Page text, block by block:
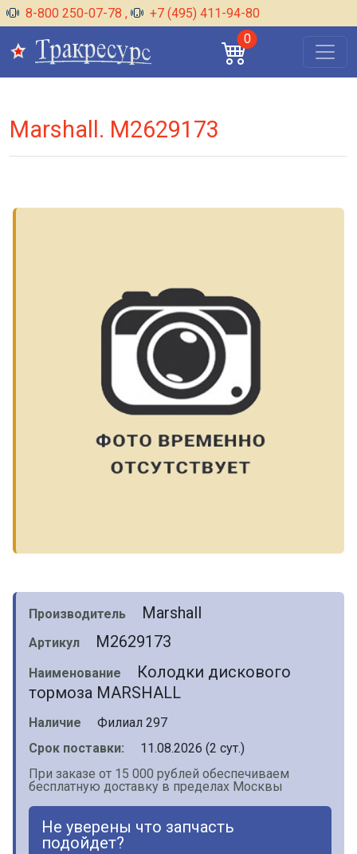
8-800 250-07-78 ,
+7 (495) 411-94-80
0
Marshall. M2629173
Производитель Marshall
Артикул M2629173
Наименование
Колодки дискового
тормоза MARSHALL
Наличие
Филиал 297
Срок поставки:
11.08.2026 (2 сут.)
При заказе от 15 000 рублей обеспечиваем
бесплатную доставку в пределах Москвы
Не уверены что запчасть
подойдет?